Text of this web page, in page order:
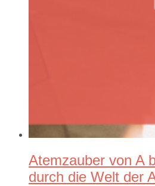
Atemzauber von A
durch die Welt der